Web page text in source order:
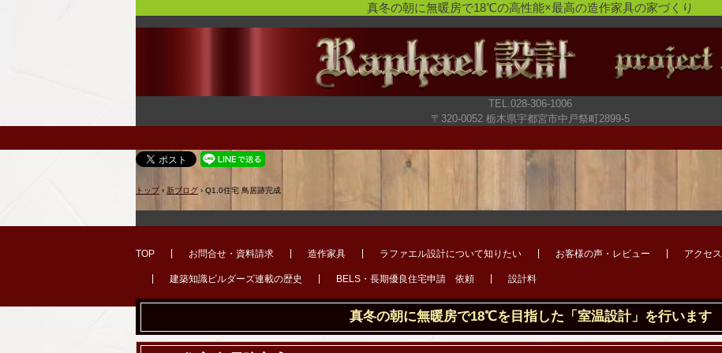
真冬の朝に無暖房で18℃の高性能×最高の造作家具の家づくり
TEL.028-306-1006
〒320-0052 栃木県宇都宮市中戸祭町2899-5
トップ › 新ブログ › Q1.0住宅 鳥居跡完成
TOP お問合せ・資料請求 造作家具 ラファエル設計について知りたい お客様の声・レビュー アクセス
建築知識ビルダーズ連載の歴史 BELS・長期優良住宅申請 依頼 設計料
真冬の朝に無暖房で18℃を目指した「室温設計」を行います